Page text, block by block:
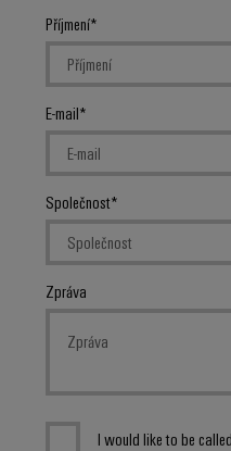
Příjmení
E-mail
Společnost
Zpráva
I would like to be